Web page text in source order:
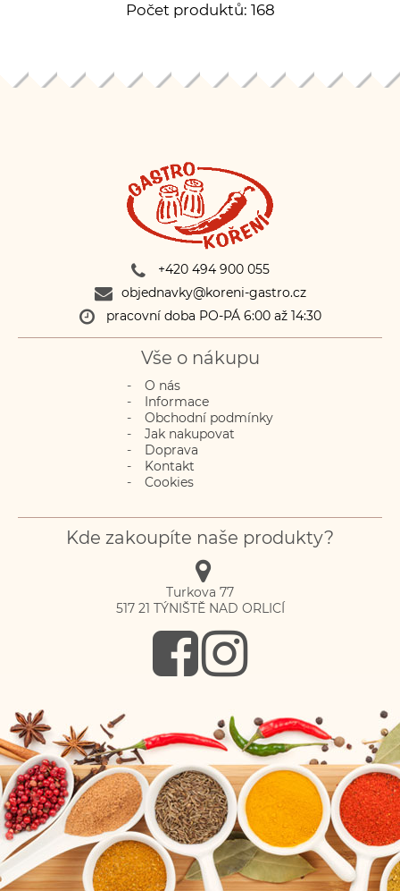
Počet produktů: 168
+420 494 900 055
objednavky@koreni-gastro.cz
pracovní doba PO-PÁ 6:00 až 14:30
Vše o nákupu
O nás
Informace
Obchodní podmínky
Jak nakupovat
Doprava
Kontakt
Cookies
Kde zakoupíte naše produkty?
Turkova 77
517 21 TÝNIŠTĚ NAD ORLICÍ